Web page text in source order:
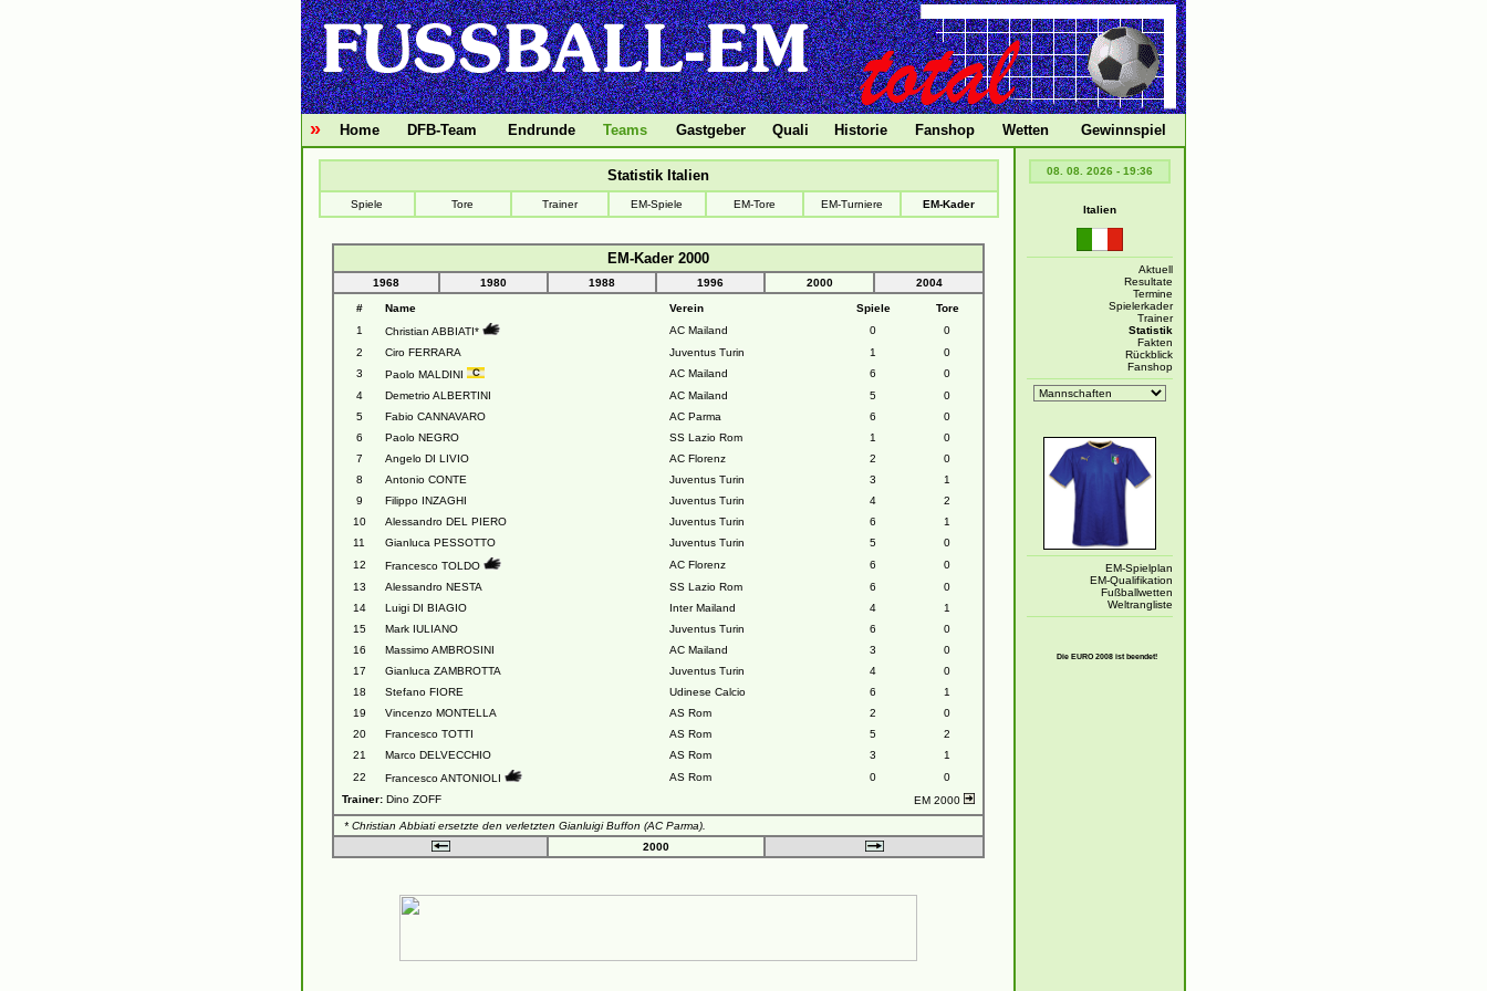
» Home DFB-Team Endrunde Teams Gastgeber Quali Historie Fanshop Wetten Gewinnspiel
Statistik Italien
Spiele Tore Trainer EM-Spiele EM-Tore EM-Turniere EM-Kader
EM-Kader 2000
1968 1980 1988 1996 2000 2004
# Name Verein Spiele
Tore
1
Christian ABBIATI* AC Mailand 0
0
2
Ciro FERRARA Juventus Turin 1
0
3
Paolo MALDINI AC Mailand 6
0
4
Demetrio ALBERTINI AC Mailand 5
0
5
Fabio CANNAVARO AC Parma 6
0
6
Paolo NEGRO SS Lazio Rom 1
0
7
Angelo DI LIVIO AC Florenz 2
0
8
Antonio CONTE Juventus Turin 3
1
9
Filippo INZAGHI Juventus Turin 4
2
10
Alessandro DEL PIERO Juventus Turin 6
1
11
Gianluca PESSOTTO Juventus Turin 5
0
12
Francesco TOLDO AC Florenz 6
0
13
Alessandro NESTA SS Lazio Rom 6
0
14
Luigi DI BIAGIO Inter Mailand 4
1
15
Mark IULIANO Juventus Turin 6
0
16
Massimo AMBROSINI AC Mailand 3
0
17
Gianluca ZAMBROTTA Juventus Turin 4
0
18
Stefano FIORE Udinese Calcio 6
1
19
Vincenzo MONTELLA AS Rom 2
0
20
Francesco TOTTI AS Rom 5
2
21
Marco DELVECCHIO AS Rom 3
1
22
Francesco ANTONIOLI AS Rom 0
0
Trainer: Dino ZOFF EM 2000
* Christian Abbiati ersetzte den verletzten Gianluigi Buffon (AC Parma).
2000
08. 08. 2026 - 19:36
Italien
Aktuell
Resultate
Termine
Spielerkader
Trainer
Statistik
Fakten
Rückblick
Fanshop
EM-Spielplan
EM-Qualifikation
Fußballwetten
Weltrangliste
Die EURO 2008 ist beendet!